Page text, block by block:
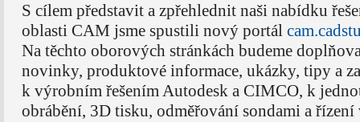
S cílem představit a zpřehlednit naši nabídku
oblasti CAM jsme spustili nový portál
Na těchto oborových stránkách budeme
novinky, produktové informace, ukázky, tipy a
k výrobním řešením Autodesk a CIMCO, k
obrábění, 3D tisku, odměřování sondami a